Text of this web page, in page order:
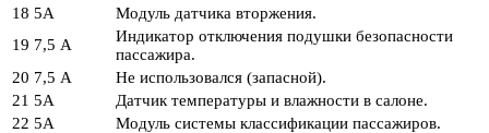
18 5А
Модуль датчика вторжения.
19 7,5 А
Индикатор отключения подушки безопасности
пассажира.
20 7,5 А
Не использовался (запасной).
21 5А
Датчик температуры и влажности в салоне.
22 5А
Модуль системы классификации пассажиров.